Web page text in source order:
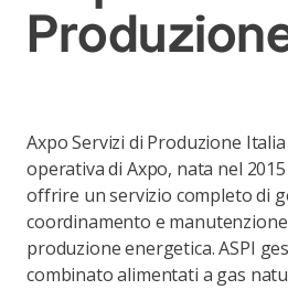
Axpo Servizi di Produzione Italia
operativa di Axpo, nata nel
offrire un servizio completo di
coordinamento e
produzione energetica. ASPI
combinato alimentati a gas